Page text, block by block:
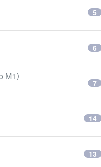
5
6
）
7
14
13